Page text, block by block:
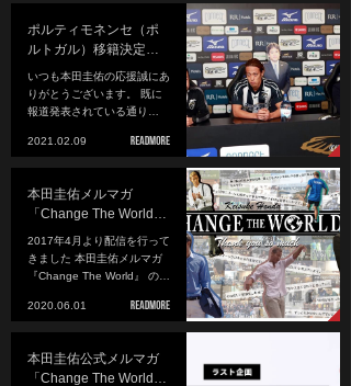
ポルティモネンセ（ポ
ルトガル）移籍決定…
いつも本田圭佑の応援誠にあ
りがとうございます。 既に
報道発表されている通り…
2021.02.09
本田圭佑メルマガ
「Change The World…
2017年4月より配信を行って
きました 本田圭佑メルマガ
『Change The World』 の…
2020.06.01
本田圭佑公式メルマガ
「Change The World…